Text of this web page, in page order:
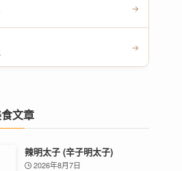
→
→
文章
辣明太子 (辛子明太子)
2026年8月7日